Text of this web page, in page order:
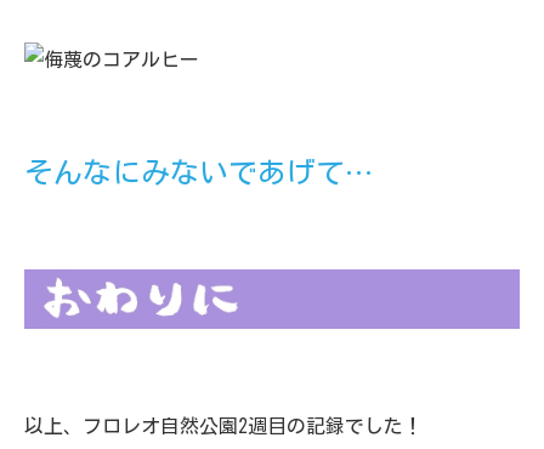
そんなにみないであげて…
以上、フロレオ自然公園2週目の記録でした！